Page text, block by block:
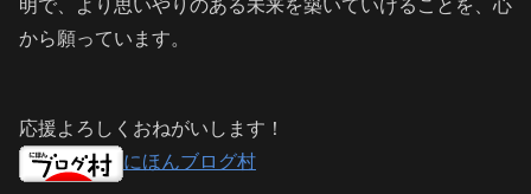
明で、より思いやりのある未来を築いていけることを、心
から願っています。
応援よろしくおねがいします！
にほんブログ村